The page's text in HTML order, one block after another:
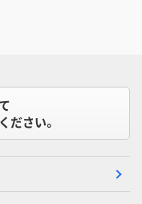
ださい。